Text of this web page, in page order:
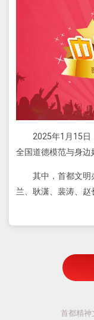
2025年1月15日
全国道德模范与身边
其中，首都文明
兰、耿潇、裴涛、赵
首都精